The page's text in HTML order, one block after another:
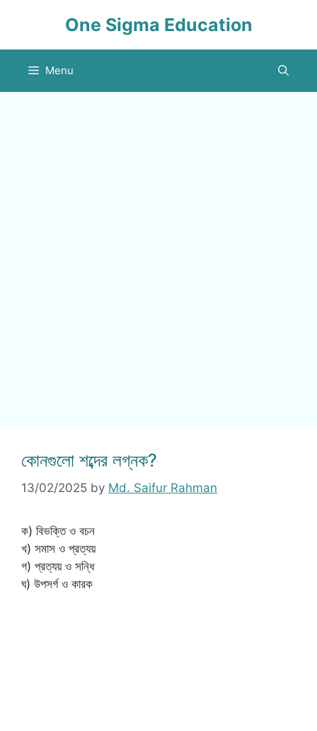
One Sigma Education
Menu
কোনগুলো শব্দের লগ্নক?
13/02/2025 by Md. Saifur Rahman
ক) বিভক্তি ও বচন
খ) সমাস ও প্রত্যয়
গ) প্রত্যয় ও সন্ধি
ঘ) উপসর্গ ও কারক